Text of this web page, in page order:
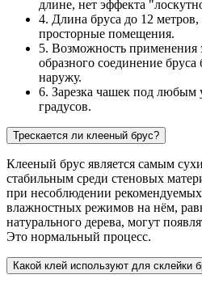
длине, нет эффекта
4. Длина бруса до 12 метров,
просторные помещения.
5. Возможность применения
образного соединение
наружу.
6. Зарезка чашек под любым
градусов.
Трескается ли клееный брус?
Клееный брус является самым
стабильным среди стеновых
при несоблюдении
влажностных режимов на нём,
натурального дерева, могут
Это нормальный процесс.
Какой клей используют для склейки